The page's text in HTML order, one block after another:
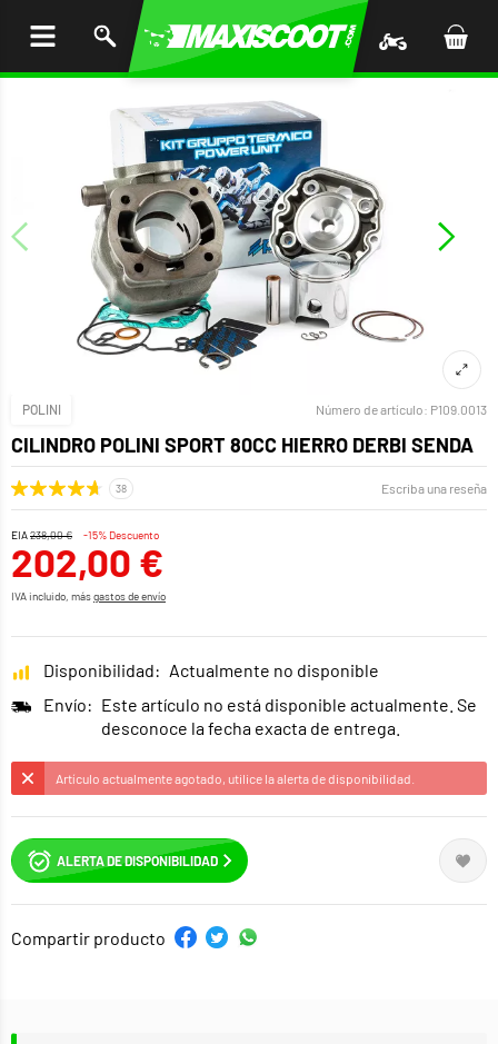
POLINI Número de artículo: P109.0013
CILINDRO POLINI SPORT 80CC HIERRO DERBI SENDA
Escriba una reseña
EIA238,00 € -15% Descuento
202,00 €
IVA incluido, másgastos de envío
Disponibilidad: Actualmente no disponible
Envío: Este artículo no está disponible actualmente. Se
desconoce la fecha exacta de entrega.
Artículo actualmente agotado, utilice la alerta de disponibilidad.
ALERTA DE DISPONIBILIDAD
Compartir producto